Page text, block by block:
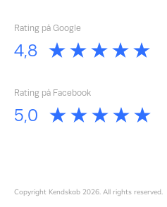
Rating på Google
Rating på Facebook
Copyright Kendskab 2026. All rights reserved.